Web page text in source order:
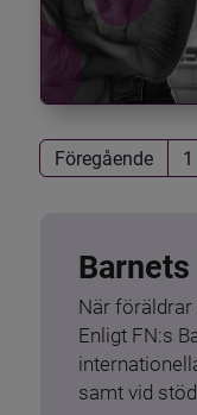
Föregående 1
När föräldrar
Enligt FN:s
samt vid